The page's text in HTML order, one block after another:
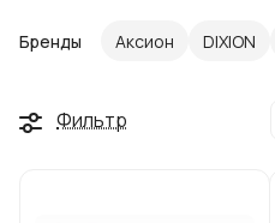
Бренды Аксион DIXION
Фильтр